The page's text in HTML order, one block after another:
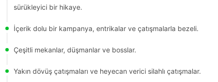
sürükleyici bir hikaye.
İçerik dolu bir kampanya, entrikalar ve çatışmalarla bezeli.
Çeşitli mekanlar, düşmanlar ve bosslar.
Yakın dövüş çatışmaları ve heyecan verici silahlı çatışmalar.